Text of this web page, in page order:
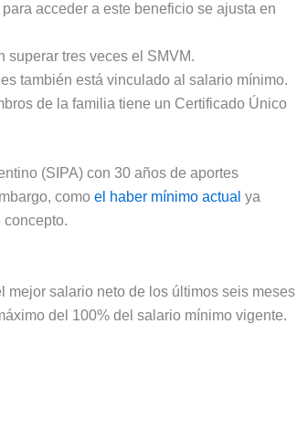
acceder a este beneficio se ajusta en
superar tres veces el SMVM.
también está vinculado al salario mínimo.
de la familia tiene un Certificado Único
(SIPA) con 30 años de aportes
como el haber mínimo actual ya
concepto.
mejor salario neto de los últimos seis meses
del 100% del salario mínimo vigente.